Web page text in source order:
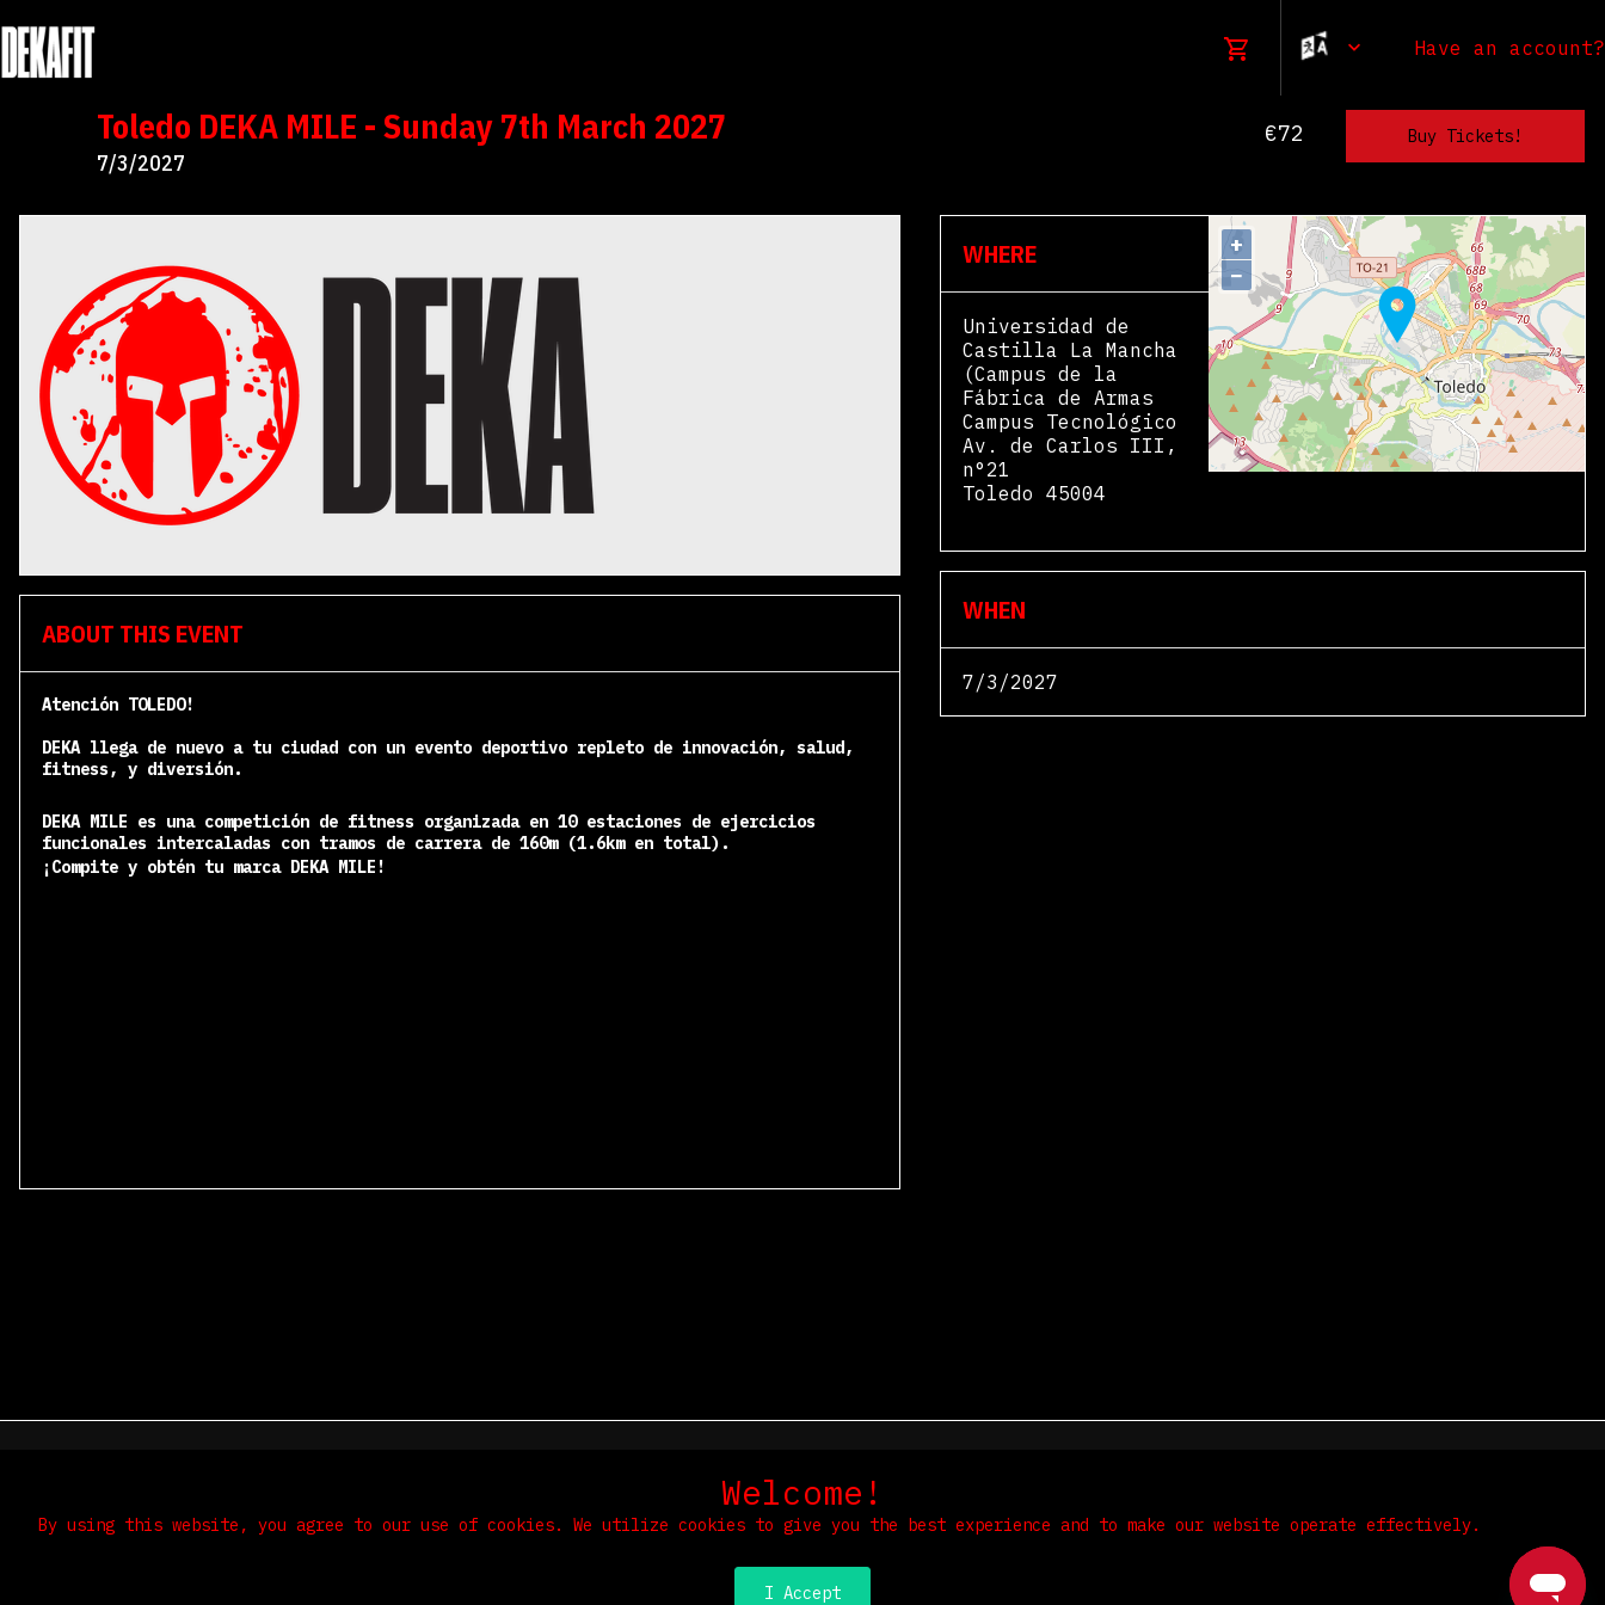
Have an account?
Toledo DEKA MILE - Sunday 7th March 2027
7/3/2027
€72
ABOUT THIS EVENT
Atención TOLEDO!
DEKA llega de nuevo a tu ciudad con un evento deportivo repleto de innovación, salud,
fitness, y diversión.
DEKA MILE es una competición de fitness organizada en 10 estaciones de ejercicios
funcionales intercaladas con tramos de carrera de 160m (1.6km en total).
¡Compite y obtén tu marca DEKA MILE!
+
−
WHERE
Universidad de
Castilla La Mancha
(Campus de la
Fábrica de Armas
Campus Tecnológico
Av. de Carlos III,
n°21
Toledo 45004
WHEN
7/3/2027
Welcome!
By using this website, you agree to our use of cookies. We utilize cookies to give you the best experience and to make our website operate effectively.